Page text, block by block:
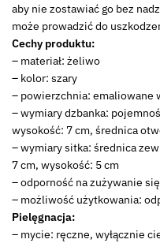
aby nie zostawiać go bez
może prowadzić do
Cechy produktu:
– materiał: żeliwo
– kolor: szary
– powierzchnia: emaliowane
– wymiary dzbanka:
wysokość: 7 cm, średnica
– wymiary sitka: średnica
7 cm, wysokość: 5 cm
– odporność na zużywanie
– możliwość użytkowania:
Pielęgnacja:
– mycie: ręczne, wyłącznie